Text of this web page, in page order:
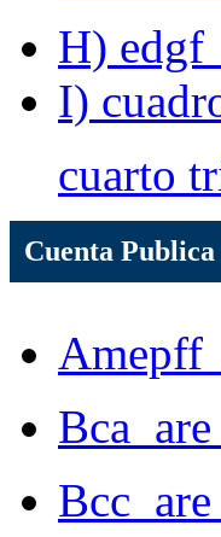
H)
I)
cuarto
Cuenta Publica